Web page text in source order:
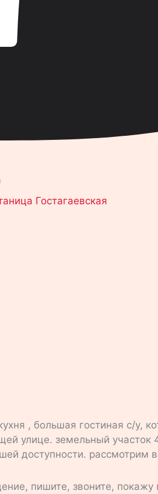
, большая гостиная с/у,
улице. земельный
доступности. рассмотрим
пишите, звоните, покажу